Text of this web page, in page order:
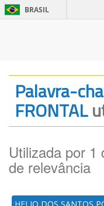
BRASIL
Palavra-
FRONTAL
Utilizada por 1
de relevância